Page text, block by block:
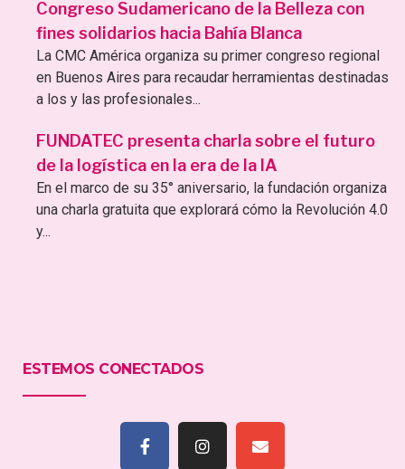
Congreso Sudamericano de la Belleza con
fines solidarios hacia Bahía Blanca
La CMC América organiza su primer congreso regional
en Buenos Aires para recaudar herramientas destinadas
a los y las profesionales...
FUNDATEC presenta charla sobre el futuro
de la logística en la era de la IA
En el marco de su 35° aniversario, la fundación organiza
una charla gratuita que explorará cómo la Revolución 4.0
y...
ESTEMOS CONECTADOS